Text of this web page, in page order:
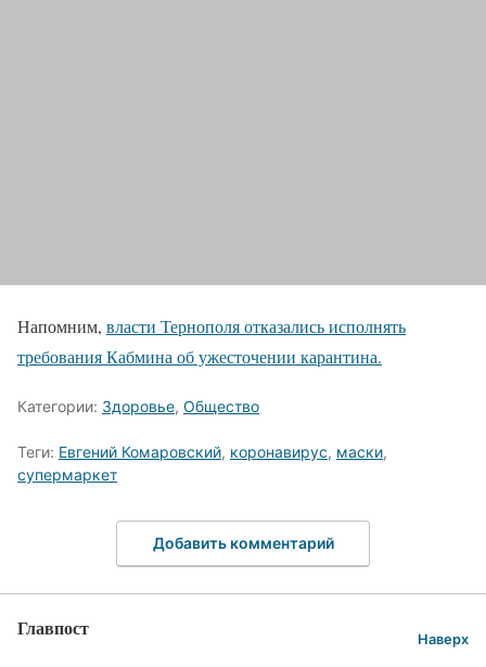
Напомним, власти Тернополя отказались исполнять
требования Кабмина об ужесточении карантина.
Категории: Здоровье, Общество
Теги: Евгений Комаровский, коронавирус, маски,
супермаркет
Добавить комментарий
Главпост Наверх